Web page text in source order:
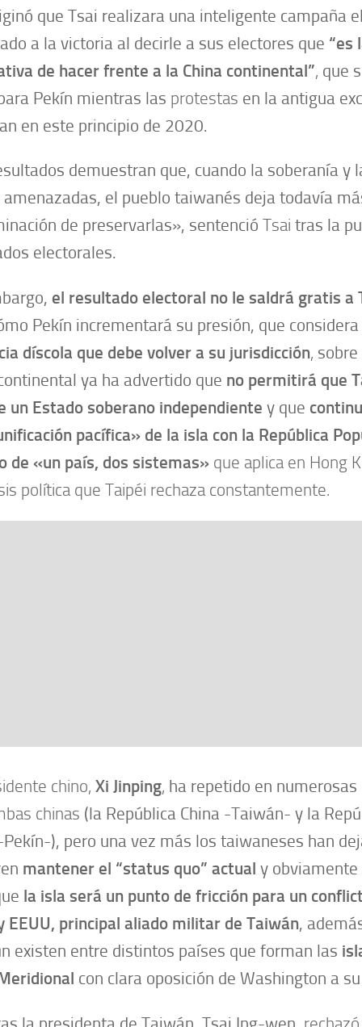
que Tsai realizara una inteligente campaña
a la victoria al decirle a sus electores que “es
de hacer frente a la China continental”, que
Pekín mientras las protestas en la antigua
en este principio de 2020.
demuestran que, cuando la soberanía y
amenazadas, el pueblo taiwanés deja todavía
de preservarlas», sentenció Tsai tras la
electorales.
el resultado electoral no le saldrá gratis a
Pekín incrementará su presión, que
díscola que debe volver a su jurisdicción,
ya ha advertido que no permitirá que
un Estado soberano independiente y que
pacífica» de la isla con la República
de «un país, dos sistemas» que aplica en Hong
política que Taipéi rechaza constantemente.
chino, Xi Jinping, ha repetido en numerosas
chinas (la República China -Taiwán- y la
Pekín-), pero una vez más los taiwaneses han
mantener el “status quo” actual y obviamente
la isla será un punto de fricción para un
EEUU, principal aliado militar de Taiwán,
existen entre distintos países que forman las
con clara oposición de Washington a